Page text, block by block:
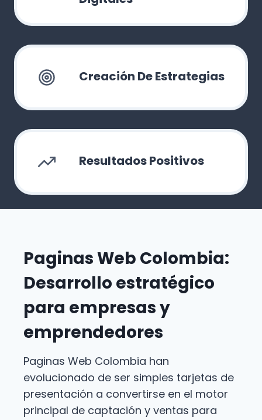
Creación De Estrategias
Resultados Positivos
Paginas Web Colombia:
Desarrollo estratégico
para empresas y
emprendedores
Paginas Web Colombia han
evolucionado de ser simples tarjetas de
presentación a convertirse en el motor
principal de captación y ventas para